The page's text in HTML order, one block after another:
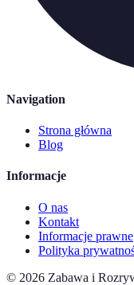
Navigation
Strona główna
Blog
Informacje
O nas
Kontakt
Informacje prawne
Polityka
© 2026 Zabawa i